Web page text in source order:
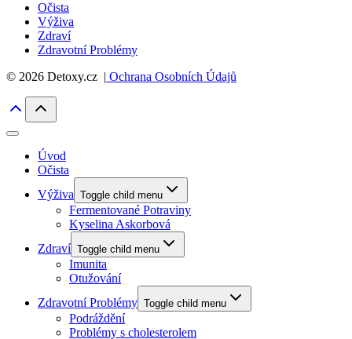
Očista
Výživa
Zdraví
Zdravotní Problémy
© 2026 Detoxy.cz | Ochrana Osobních Údajů
Úvod
Očista
Výživa Toggle child menu
Fermentované Potraviny
Kyselina Askorbová
Zdraví Toggle child menu
Imunita
Otužování
Zdravotní Problémy Toggle child menu
Podráždění
Problémy s cholesterolem